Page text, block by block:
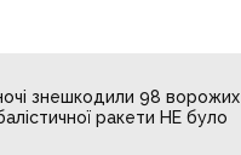
знешкодили 98 ворожих
ракети НЕ було